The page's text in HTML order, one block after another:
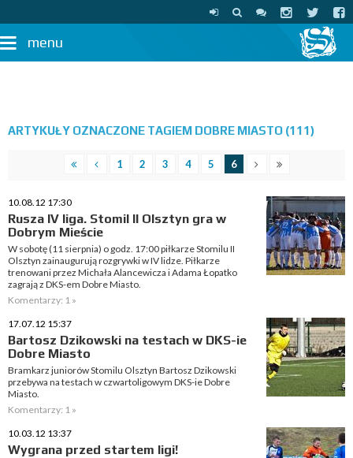
menu
ARTYKUŁY OZNACZONE TAGIEM DOBRE MIASTO (111)
1 2 3 4 5 6
10.08.12 17:30
Rusza IV liga. Stomil II Olsztyn gra w
Dobrym Mieście
W sobotę (11 sierpnia) o godz. 17:00 piłkarze Stomilu II
Olsztyn zainaugurują rozgrywki w IV lidze. Piłkarze
trenowani przez Michała Alancewicza i Adama Łopatko
zagrają z DKS-em Dobre Miasto.
Komentarzy: 1 »
17.07.12 15:37
Bartosz Dzikowski na testach w DKS-ie
Dobre Miasto
Bramkarz juniorów Stomilu Olsztyn Bartosz Dzikowski
przebywa na testach w czwartoligowym DKS-ie Dobre
Miasto.
Komentarzy: 1 »
10.03.12 13:37
Wygrana przed startem ligi!